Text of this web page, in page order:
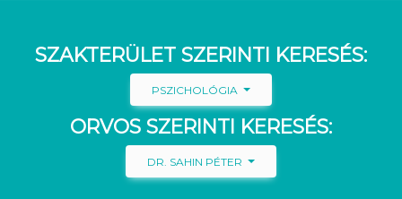
SZAKTERÜLET SZERINTI KERESÉS:
PSZICHOLÓGIA
ORVOS SZERINTI KERESÉS:
DR. SAHIN PÉTER